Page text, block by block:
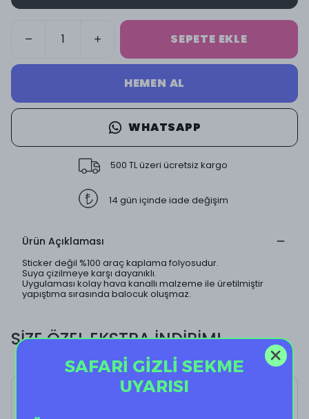
SEPETE EKLE
HEMEN AL
WHATSAPP
500 TL üzeri ücretsiz kargo
14 gün içinde iade değişim
Ürün Açıklaması
Sticker değil %100 araç kaplama folyosudur.
Suya çizilmeye karşı dayanıklı.
Uygulaması kolay hava kanallı malzeme ile üretilmiştir
yapıştıma sırasında balocuk oluşmaz.
SİZE ÖZEL EKSTRA İNDİRİM!
SAFARİ GİZLİ SEKME
UYARISI